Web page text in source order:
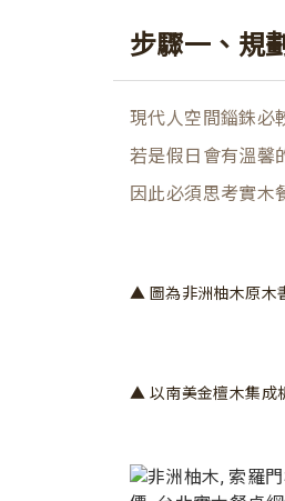
步驟一、規
現代人空間錙銖必
若是假日會有溫馨
因此必須思考實木
▲ 圖為非洲柚木原木
▲ 以南美金檀木集成